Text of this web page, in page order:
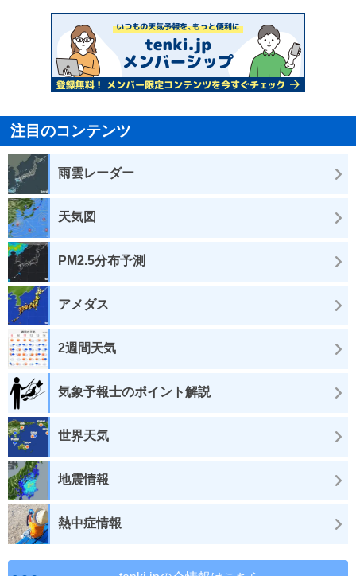
注目のコンテンツ
雨雲レーダー
天気図
PM2.5分布予測
アメダス
2週間天気
気象予報士のポイント解説
世界天気
地震情報
熱中症情報